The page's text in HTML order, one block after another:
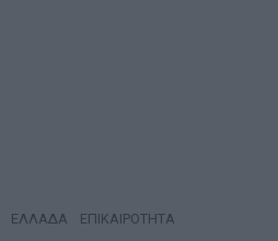
ΕΛΛΑΔΑ ΕΠΙΚΑΙΡΟΤΗΤΑ